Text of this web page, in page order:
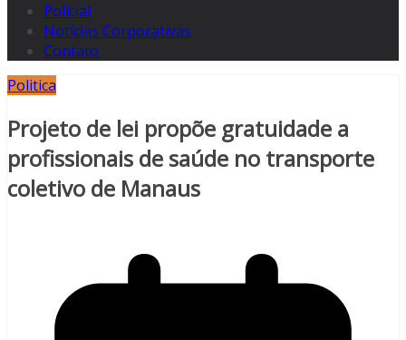
Policial
Notícias Corporativas
Contato
Politica
Projeto de lei propõe gratuidade a
profissionais de saúde no transporte
coletivo de Manaus